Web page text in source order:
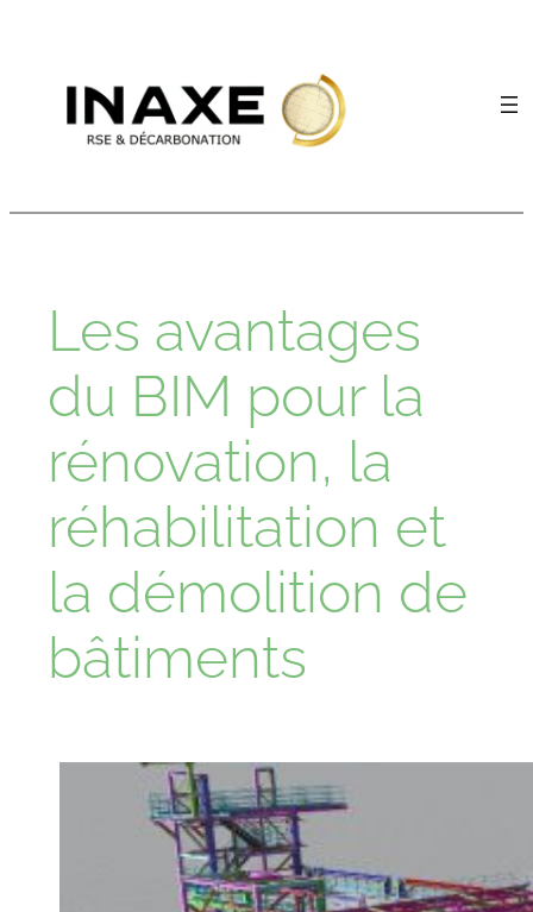
contenu
Les avantages
du BIM pour la
rénovation, la
réhabilitation et
la démolition de
bâtiments